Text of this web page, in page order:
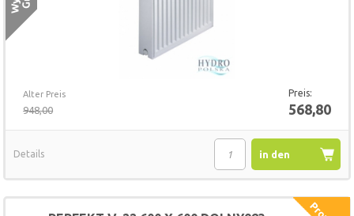
Alter Preis
948,00
Preis:
568,80
in den
Details